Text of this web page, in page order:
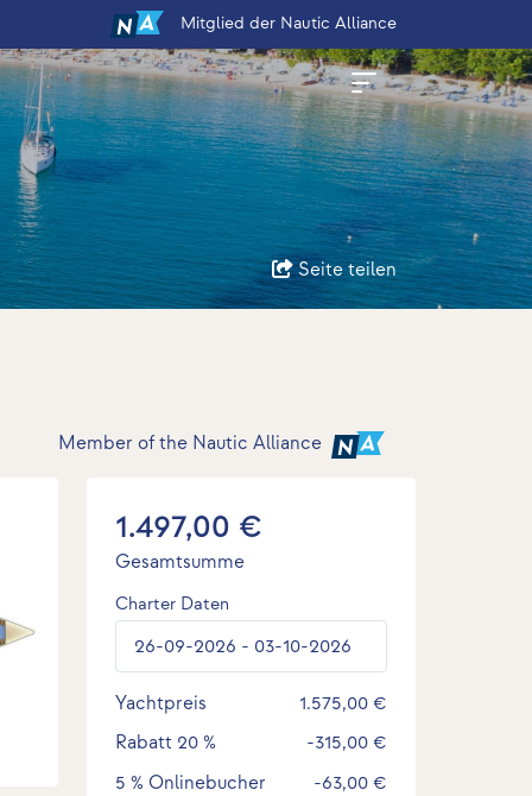
Mitglied der Nautic Alliance
Seite teilen
Member of the Nautic Alliance
1.497,00 €
Gesamtsumme
Charter Daten
Yachtpreis
1.575,00 €
Rabatt 20 %
-315,00 €
5 % Onlinebucher
-63,00 €